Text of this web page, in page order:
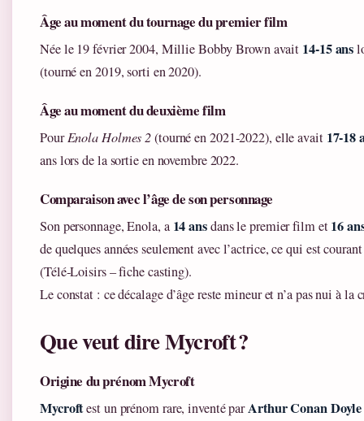
Âge au moment du tournage du premier film
Née le 19 février 2004, Millie Bobby Brown avait 14‑15 ans
(tourné en 2019, sorti en 2020).
Âge au moment du deuxième film
PourEnola Holmes 2(tourné en 2021‑2022), elle avait 17‑18
ans lors de la sortie en novembre 2022.
Comparaison avec l’âge de son personnage
Son personnage, Enola, a 14 ansdans le premier film et16
de quelques années seulement avec l’actrice, ce qui est
(Télé‑Loisirs – fiche casting).
Le constat : ce décalage d’âge reste mineur et n’a pas nui à
Que veut dire Mycroft ?
Origine du prénom Mycroft
Mycroftest un prénom rare, inventé parArthur Conan Doyle